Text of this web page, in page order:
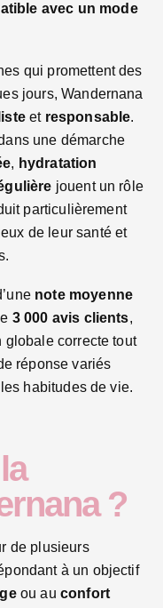
avec un mode
qui promettent des
jours, Wandernanа
et responsable.
une démarche
, hydratation
jouent un rôle
particulièrement
de leur santé et
note moyenne
3 000 avis clients,
globale correcte tout
réponse variés
habitudes de vie.
?
de plusieurs
à un objectif
ou au confort